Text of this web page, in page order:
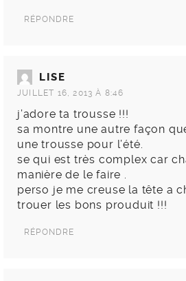
RÉPONDRE
LISE
JUILLET 16, 2013 À 8:46
j’adore ta trousse !!!
sa montre une autre façon
une trousse pour l’été.
se qui est très complex car
manière de le faire .
perso je me creuse la tête a
trouer les bons prouduit !!!
RÉPONDRE